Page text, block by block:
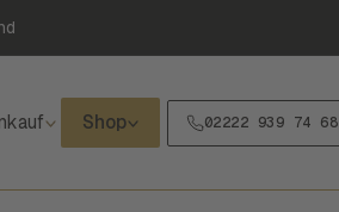
Shop 02222 939 74 68